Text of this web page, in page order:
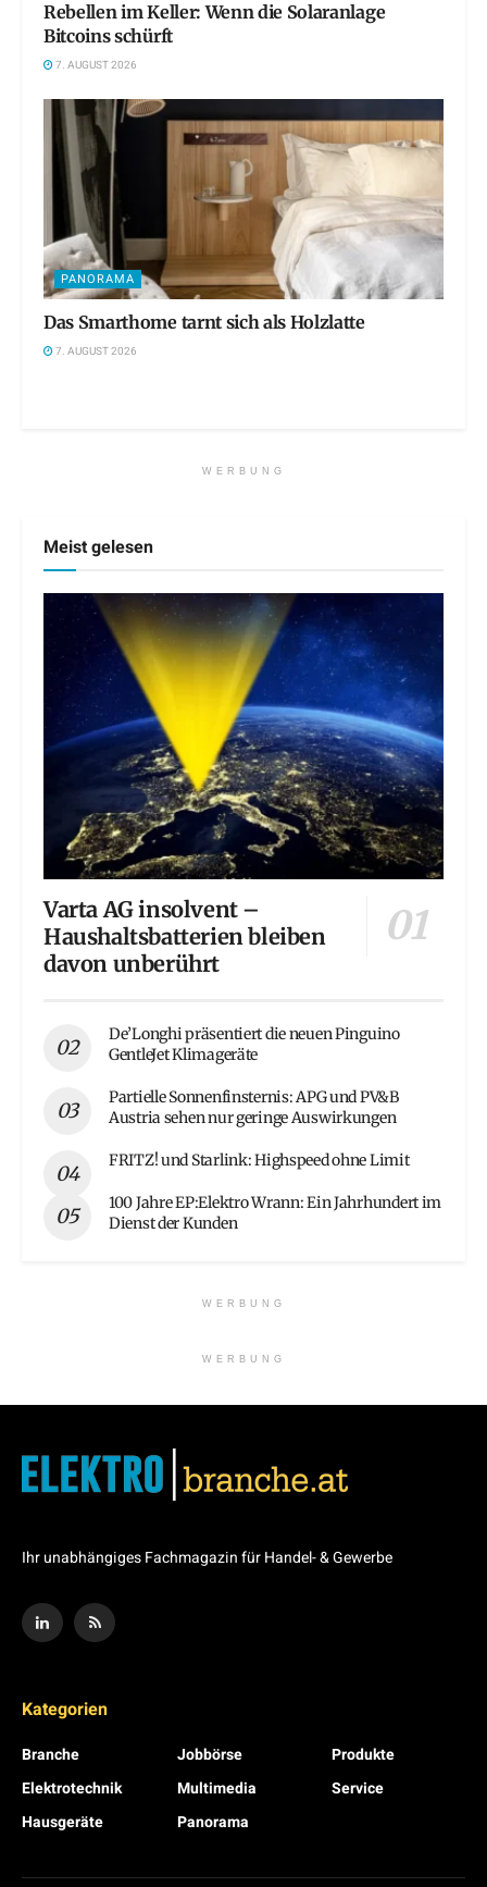
Rebellen im Keller: Wenn die Solaranlage
Bitcoins schürft
7. AUGUST 2026
PANORAMA
Das Smarthome tarnt sich als Holzlatte
7. AUGUST 2026
WERBUNG
Meist gelesen
Varta AG insolvent –
Haushaltsbatterien bleiben
davon unberührt
De’Longhi präsentiert die neuen Pinguino
GentleJet Klimageräte
Partielle Sonnenfinsternis: APG und PV&B
Austria sehen nur geringe Auswirkungen
FRITZ! und Starlink: Highspeed ohne Limit
100 Jahre EP:Elektro Wrann: Ein Jahrhundert im
Dienst der Kunden
WERBUNG
WERBUNG
Ihr unabhängiges Fachmagazin für Handel- & Gewerbe
Kategorien
Branche
Elektrotechnik
Hausgeräte
Jobbörse
Multimedia
Panorama
Produkte
Service